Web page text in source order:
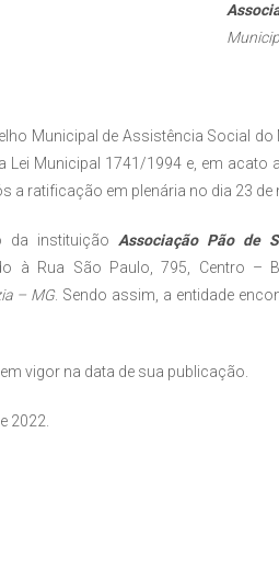
Municipal de Assistência Social
Lei Municipal 1741/1994 e, em
a ratificação em plenária no dia 23 de
da instituiçãoAssociação Pão de
à Rua São Paulo, 795, Centro –
– MG. Sendo assim, a entidade
vigor na data de sua publicação.
2022.